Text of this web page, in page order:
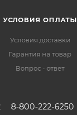
УСЛОВИЯ ОПЛАТЫ
Условия доставки
Гарантия на товар
Вопрос - ответ
8-800-222-6250